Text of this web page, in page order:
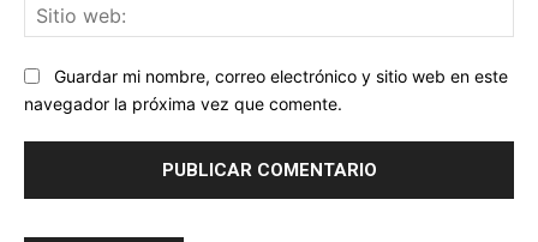
Guardar mi nombre, correo electrónico y sitio web en este
navegador la próxima vez que comente.